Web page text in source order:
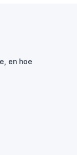
en hoe